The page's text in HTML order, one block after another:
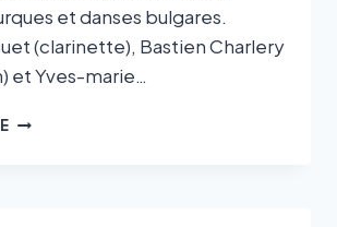
et danses bulgares.
(clarinette), Bastien Charlery
et Yves-marie…